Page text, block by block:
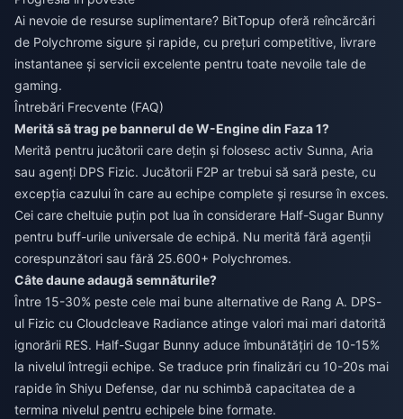
Ai nevoie de resurse suplimentare? BitTopup oferă reîncărcări
de Polychrome sigure și rapide, cu prețuri competitive, livrare
instantanee și servicii excelente pentru toate nevoile tale de
gaming.
Întrebări Frecvente (FAQ)
Merită să trag pe bannerul de W-Engine din Faza 1?
Merită pentru jucătorii care dețin și folosesc activ Sunna, Aria
sau agenți DPS Fizic. Jucătorii F2P ar trebui să sară peste, cu
excepția cazului în care au echipe complete și resurse în exces.
Cei care cheltuie puțin pot lua în considerare Half-Sugar Bunny
pentru buff-urile universale de echipă. Nu merită fără agenții
corespunzători sau fără 25.600+ Polychromes.
Câte daune adaugă semnăturile?
Între 15-30% peste cele mai bune alternative de Rang A. DPS-
ul Fizic cu Cloudcleave Radiance atinge valori mai mari datorită
ignorării RES. Half-Sugar Bunny aduce îmbunătățiri de 10-15%
la nivelul întregii echipe. Se traduce prin finalizări cu 10-20s mai
rapide în Shiyu Defense, dar nu schimbă capacitatea de a
termina nivelul pentru echipele bine formate.